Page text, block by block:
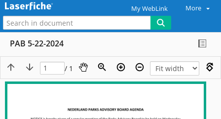
My WebLink More
PAB 5-22-2024
/ 1